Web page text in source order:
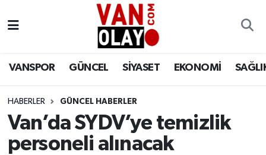
VANSPOR GÜNCEL SİYASET EKONOMİ
HABERLER GÜNCEL HABERLER
Van’da SYDV’ye temizlik
personeli alınacak
Siyaset
Van Nöbetçi Eczaneler
Van Namaz Vakitleri
Van Trafik Yoğunluk Haritası